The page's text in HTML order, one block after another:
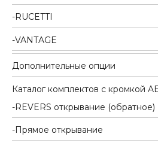
RUCETTI
VANTAGE
Дополнительные опции
Каталог комплектов c кромкой
REVERS открывание (обратное)
Прямое открывание